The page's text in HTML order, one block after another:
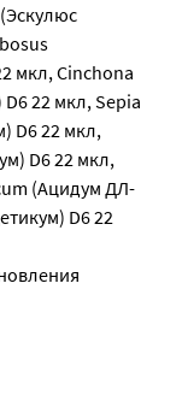
мкл, Cinchona
22 мкл, Sepia
D6 22 мкл,
D6 22 мкл,
(Ацидум ДЛ-
D6 22